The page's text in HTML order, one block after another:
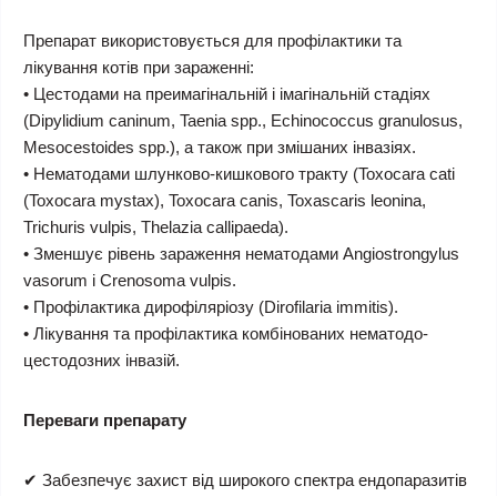
Препарат використовується для профілактики та
лікування котів при зараженні:
• Цестодами на преимагінальній і імагінальній стадіях
(Dipylidium caninum, Taenia spp., Echinococcus granulosus,
Mesocestoides spp.), а також при змішаних інвазіях.
• Нематодами шлунково-кишкового тракту (Toxocara cati
(Toxocara mystax), Toxocara canis, Toxascaris leonina,
Trichuris vulpis, Thelazia callipaeda).
• Зменшує рівень зараження нематодами Angiostrongylus
vasorum і Crenosoma vulpis.
• Профілактика дирофіляріозу (Dirofilaria immitis).
• Лікування та профілактика комбінованих нематодо-
цестодозних інвазій.
Переваги препарату
✔ Забезпечує захист від широкого спектра ендопаразитів